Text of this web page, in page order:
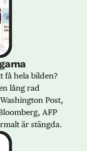
få hela bilden?
lång rad
Post,
AFP
är stängda.